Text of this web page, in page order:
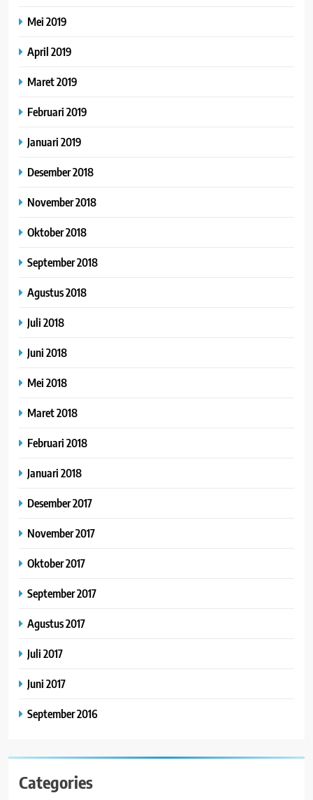
Mei 2019
April 2019
Maret 2019
Februari 2019
Januari 2019
Desember 2018
November 2018
Oktober 2018
September 2018
Agustus 2018
Juli 2018
Juni 2018
Mei 2018
Maret 2018
Februari 2018
Januari 2018
Desember 2017
November 2017
Oktober 2017
September 2017
Agustus 2017
Juli 2017
Juni 2017
September 2016
Categories